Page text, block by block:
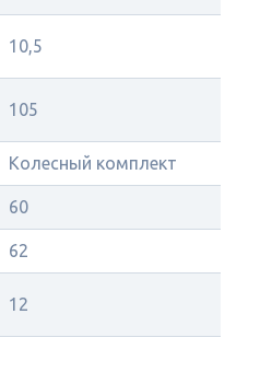
10,5
105
Колесный комплект
60
62
12